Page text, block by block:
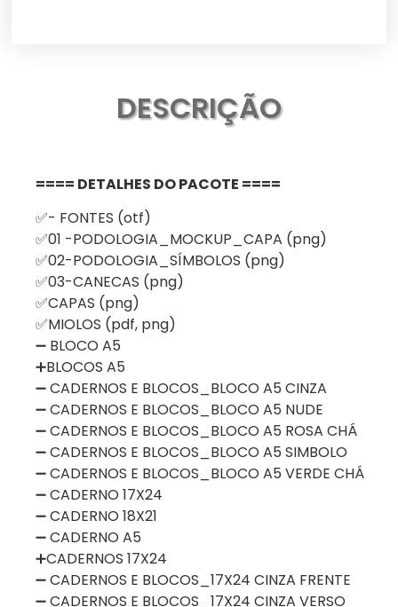
DESCRIÇÃO
==== DETALHES DO PACOTE ====
✅- FONTES (otf)
✅01 -PODOLOGIA_MOCKUP_CAPA (png)
✅02-PODOLOGIA_SÍMBOLOS (png)
✅03-CANECAS (png)
✅CAPAS (png)
✅MIOLOS (pdf, png)
➖ BLOCO A5
➕BLOCOS A5
➖ CADERNOS E BLOCOS_BLOCO A5 CINZA
➖ CADERNOS E BLOCOS_BLOCO A5 NUDE
➖ CADERNOS E BLOCOS_BLOCO A5 ROSA CHÁ
➖ CADERNOS E BLOCOS_BLOCO A5 SIMBOLO
➖ CADERNOS E BLOCOS_BLOCO A5 VERDE CHÁ
➖ CADERNO 17X24
➖ CADERNO 18X21
➖ CADERNO A5
➕CADERNOS 17X24
➖ CADERNOS E BLOCOS_17X24 CINZA FRENTE
➖ CADERNOS E BLOCOS_17X24 CINZA VERSO